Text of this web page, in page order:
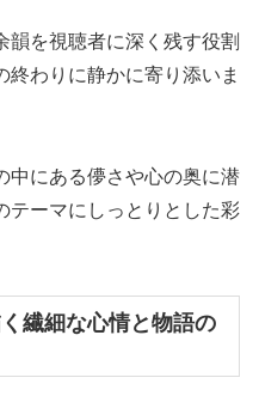
韻を視聴者に深く残す役割
終わりに静かに寄り添いま
中にある儚さや心の奥に潜
テーマにしっとりとした彩
繊細な心情と物語の